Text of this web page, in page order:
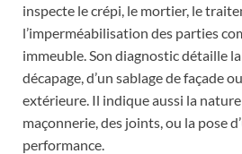
inspecte le crépi, le mortier, le
l’imperméabilisation des parties
immeuble. Son diagnostic détaille la
décapage, d’un sablage de façade
extérieure. Il indique aussi la
maçonnerie, des joints, ou la pose
performance.